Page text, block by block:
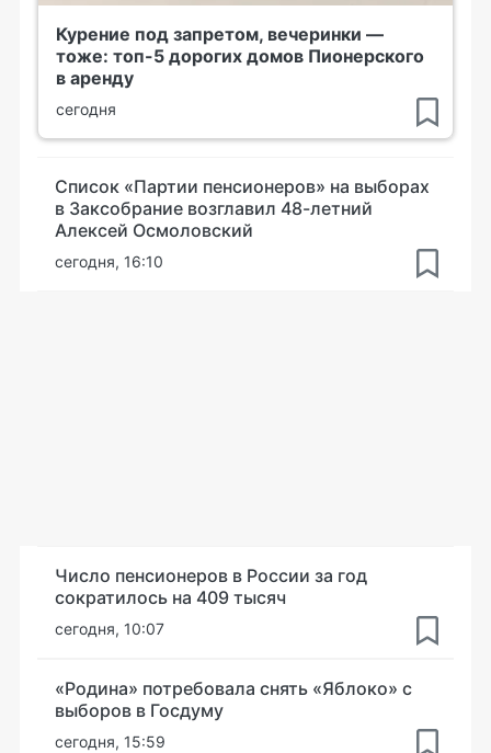
Курение под запретом, вечеринки —
тоже: топ-5 дорогих домов Пионерского
в аренду
сегодня
Список «Партии пенсионеров» на выборах
в Заксобрание возглавил 48-летний
Алексей Осмоловский
сегодня, 16:10
Число пенсионеров в России за год
сократилось на 409 тысяч
сегодня, 10:07
«Родина» потребовала снять «Яблоко» с
выборов в Госдуму
сегодня, 15:59